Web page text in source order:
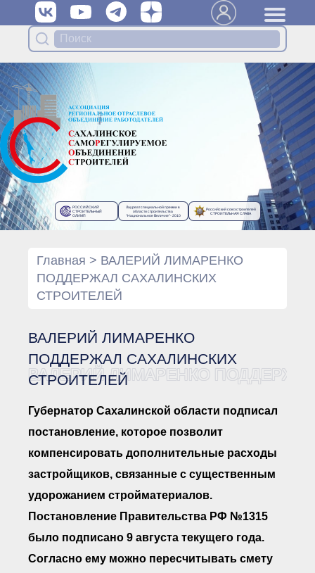
Органы управления Ассоциации
● Общее собрание членов
● Генеральный директор
Специализированные органы
● Контрольный комитет
● Дисциплинарный комитет
● Архив
Протоколы органов управления
документы
● Действующие документы
● Сбор предложений во
внутренние документы
Компенсационный фонд
Реестры Ассоциации
Ассоциации
● Реестр членов
Ассоциации,
строительный контроль
объединения
● Реестр членов
РОССИЙСКИЙ
СТРОИТЕЛЬНЫЙ
ОЛИМП
Лауреат специальной премии в
области строительства
“Национальное Величие”- 2010
Российский союз строителей
СТРОИТЕЛЬНАЯ СЛАВА
Главная > ВАЛЕРИЙ ЛИМАРЕНКО
ПОДДЕРЖАЛ САХАЛИНСКИХ
СТРОИТЕЛЕЙ
ВАЛЕРИЙ ЛИМАРЕНКО
ПОДДЕРЖАЛ САХАЛИНСКИХ
СТРОИТЕЛЕЙ
ВАЛЕРИЙ ЛИМАРЕНКО
Губернатор Сахалинской области подписал
постановление, которое позволит
компенсировать дополнительные расходы
застройщиков, связанные с существенным
удорожанием стройматериалов.
Постановление Правительства РФ №1315
было подписано 9 августа текущего года.
Согласно ему можно пересчитывать смету